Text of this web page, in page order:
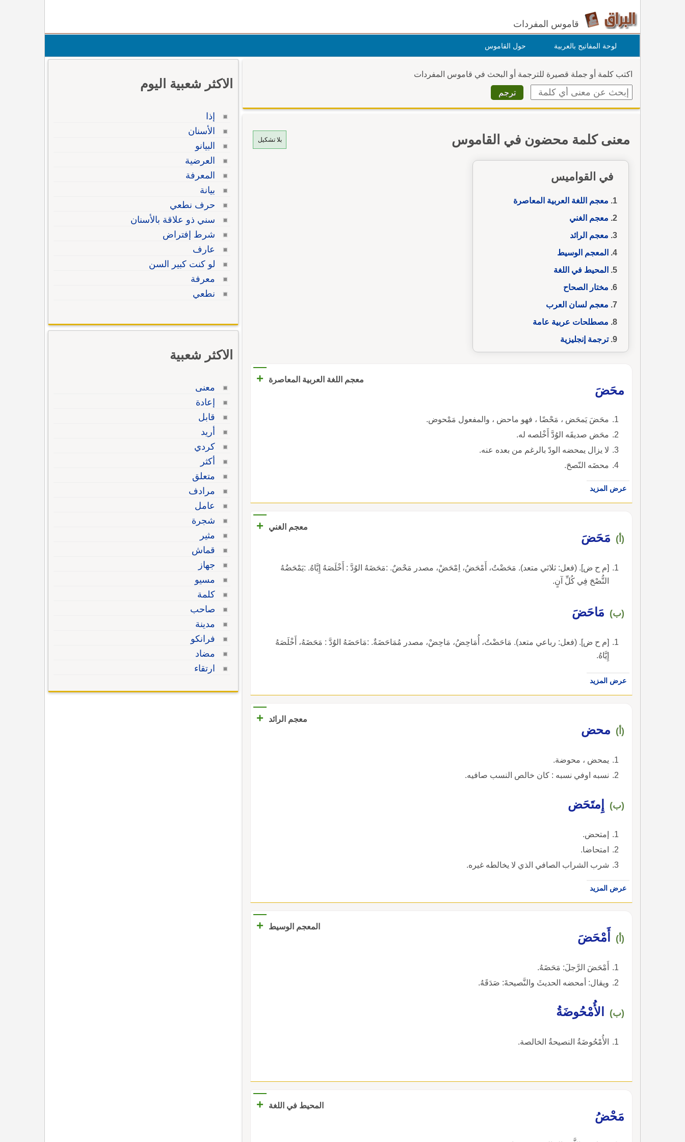
قاموس المفردات
لوحة المفاتيح بالعربية حول القاموس
اكتب كلمة أو جملة قصيرة للترجمة أو البحث في قاموس المفردات
بلا تشكيل معنى كلمة محضون في القاموس
في القواميس
معجم اللغة العربية المعاصرة
معجم الغني
معجم الرائد
المعجم الوسيط
المحيط في اللغة
مختار الصحاح
معجم لسان العرب
مصطلحات عربية عامة
ترجمة إنجليزية
معجم اللغة العربية المعاصرة
+
محَضَ
محَضَ يَمحَض ، مَحْضًا ، فهو ماحض ، والمفعول مَمْحوض.
محَض صديقَه الوُدَّ أَخْلصه له.
لا يزال يمحضه الودّ بالرغم من بعده عنه.
محضَه النّصحَ.
عرض المزيد
معجم الغني +
(أ) مَحَضَ
[م ح ض]. (فعل: ثلاثي متعد). مَحَضْتُ، أَمْحَضُ، اِمْحَضْ، مصدر مَحْضٌ. :مَحَضَهُ الوُدَّ : أَخْلَصَهُ إِيَّاهُ. :يَمْحَضُهُ
النُّصْحَ فِي كُلِّ آنٍ.
(ب) مَاحَضَ
[م ح ض]. (فعل: رباعي متعد). مَاحَضْتُ، أُمَاحِضُ، مَاحِضْ، مصدر مُمَاحَضَةٌ. :مَاحَضَهُ الوُدَّ : مَحَضَهُ، أَخْلَصَهُ
إِيَّاهُ.
عرض المزيد
معجم الرائد +
(أ) محض
يمحض ، محوضة.
نسبه اوفي نسبه : كان خالص النسب صافيه.
(ب) إِمتَحَض
إمتحض.
امتحاضا.
شرب الشراب الصافي الذي لا يخالطه غيره.
عرض المزيد
المعجم الوسيط +
(أ) أَمْحَضَ
أَمْحَضَ الرَّجلَ: مَحَضَهُ.
ويقال: أمحضه الحديثَ والنَّصيحةَ: صَدَقَهُ.
(ب) الأُمْحُوضَةُ
الأُمْحُوضَةُ النصيحةُ الخالصة.
المحيط في اللغة
+
مَحْضُ
الاكثر شعبية اليوم
إذا
الأسنان
البيانو
العرضية
المعرفة
بيانة
حرف نطعي
سني ذو علاقة بالأسنان
شرط إفتراض
عارف
لو كنت كبير السن
معرفة
نطعي
الاكثر شعبية
معنى
إعادة
قابل
أريد
كردي
أكثر
متعلق
مرادف
عامل
شجرة
مثير
قماش
جهاز
مسيو
كلمة
صاحب
مدينة
فرانكو
مضاد
ارتقاء